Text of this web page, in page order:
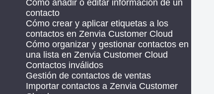
Cómo añadir o editar información de un
contacto
Cómo crear y aplicar etiquetas a los
contactos en Zenvia Customer Cloud
Cómo organizar y gestionar contactos en
una lista en Zenvia Customer Cloud
Contactos inválidos
Gestión de contactos de ventas
Importar contactos a Zenvia Customer